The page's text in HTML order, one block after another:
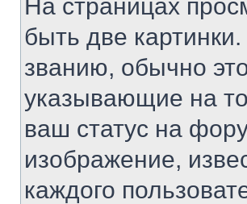
На страницах
быть две
званию, обычно
указывающие на
ваш статус на
изображение,
каждого